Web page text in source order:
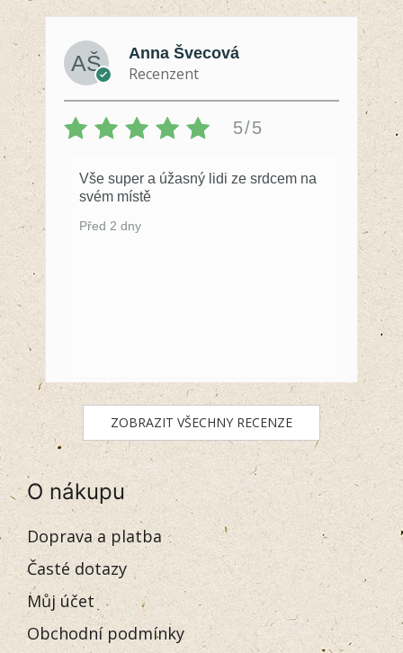
Anna Švecová
Recenzent
5/5
Vše super a úžasný lidi ze srdcem na
svém místě
Před 2 dny
ZOBRAZIT VŠECHNY RECENZE
O nákupu
Doprava a platba
Časté dotazy
Můj účet
Obchodní podmínky